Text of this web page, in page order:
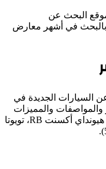
البحث عن
بالبحث في أشهر معارض
السيارات الجديدة في
السعر والمواصفات والمميزات
ومن هذه السيارات (تيجو7، نيسان صني، هيونداي أكسنت RB، تويوتا